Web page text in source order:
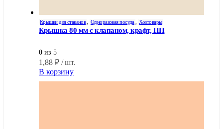
Крышки для стаканов Одноразовая посуда Хозтовары
Крышка 80 мм с клапаном, крафт, ПП
0 из 5
1,88 ₽ / шт.
В корзину